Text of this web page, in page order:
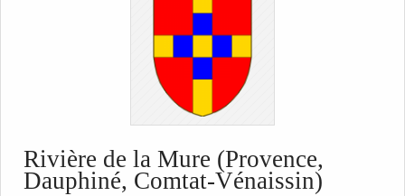
Rivière de la Mure (Provence,
Dauphiné, Comtat-Vénaissin)